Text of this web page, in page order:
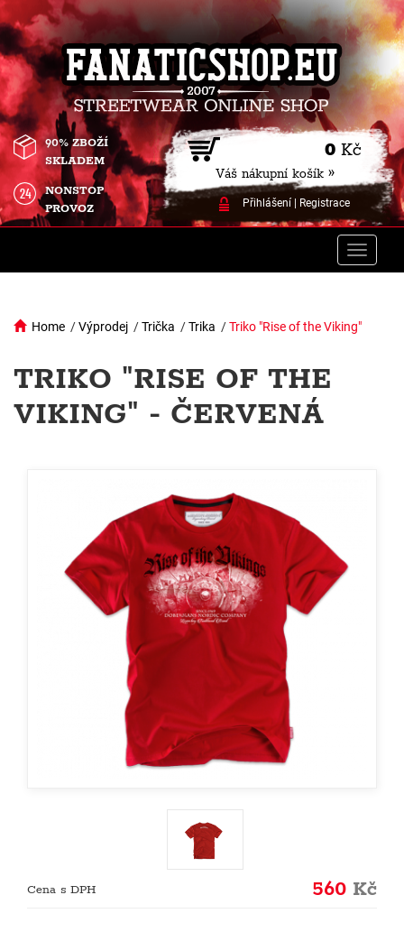
0 Kč
Váš nákupní košík »
Přihlášení| Registrace
90% ZBOŽÍ
SKLADEM
NONSTOP
PROVOZ
Toggle
Home /Výprodej /Trička /Trika /Triko "Rise of the Viking"
TRIKO "RISE OF THE
VIKING" - ČERVENÁ
Cena s DPH 560 Kč